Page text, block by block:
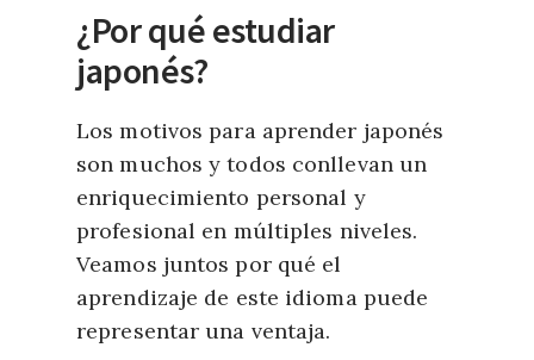
¿Por qué estudiar
japonés?
Los motivos para aprender japonés
son muchos y todos conllevan un
enriquecimiento personal y
profesional en múltiples niveles.
Veamos juntos por qué el
aprendizaje de este idioma puede
representar una ventaja.